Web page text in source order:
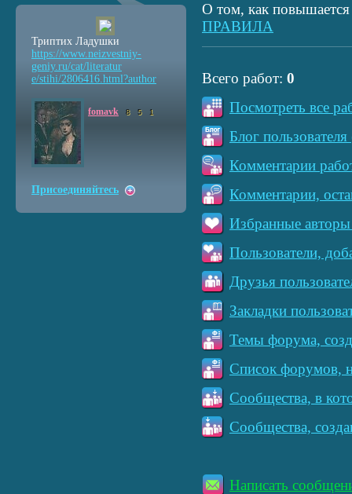
О том, как повышается
ПРАВИЛА
Всего работ: 0
Посмотреть все
Блог
Комментарии
Комментарии,
Избранные авторы
Пользователи,
Друзья
Закладки
Темы форума,
Список форумов,
Сообщества, в
Сообщества,
Написать
Триптих Ладушки
https://www.neizvestniy-
geniy.ru/cat/literatur
e/stihi/2806416.html?author
fomavk 8 5 1
Присоединяйтесь